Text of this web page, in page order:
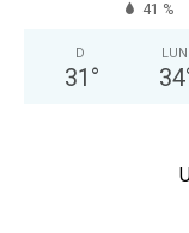
41 %
D
31 °
LUN
34